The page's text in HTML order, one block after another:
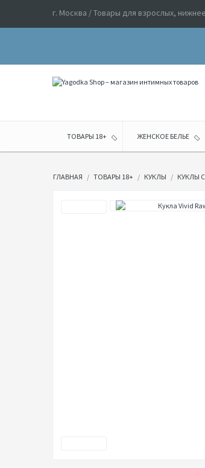
г. Москва / Товары для взрослых,
ТОВАРЫ 18+ ЖЕНСКОЕ БЕЛЬЕ
ГЛАВНАЯ ТОВАРЫ 18+ КУКЛЫ КУКЛЫ